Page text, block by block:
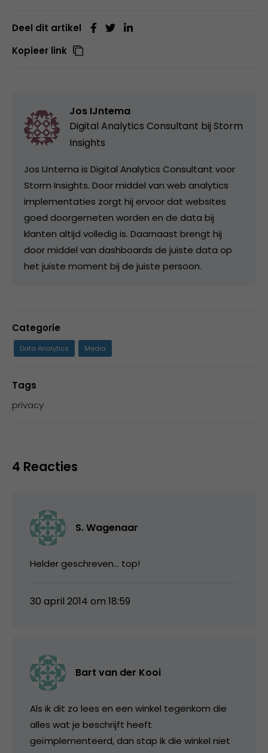
Deel dit artikel
Kopieer link
Jos IJntema
Digital Analytics Consultant bij Storm
Insights
Jos IJntema is Digital Analytics Consultant voor
Storm Insights. Door middel van web analytics
implementaties zorgt hij ervoor dat websites
goed doorgemeten worden en de data bij
klanten altijd volledig is. Daarnaast brengt hij
door middel van dashboards de juiste data op
het juiste moment bij de juiste persoon.
Categorie
Data Analytics Media
Tags
privacy
4 Reacties
S. Wagenaar
Helder geschreven… top!
30 april 2014 om 18:59
Bart van der Kooi
Als ik dit zo lees en een winkel tegenkom die
alles wat je beschrijft heeft
geïmplementeerd, dan stap ik die winkel niet